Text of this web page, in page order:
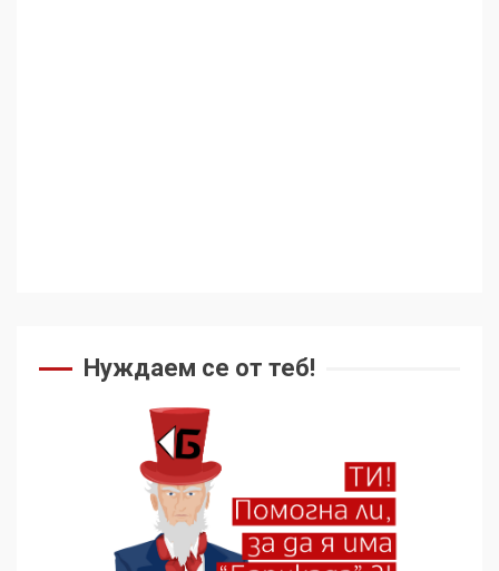
Нуждаем се от теб!